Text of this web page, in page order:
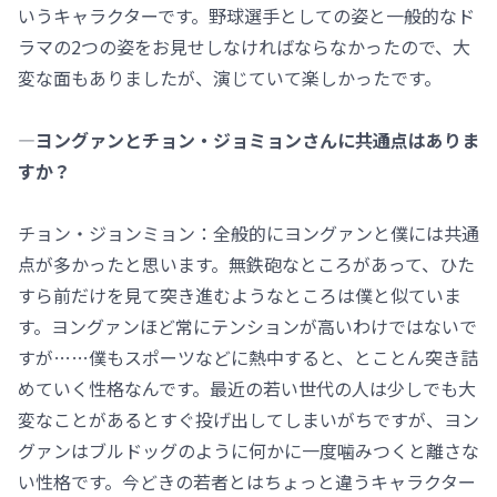
いうキャラクターです。野球選手としての姿と一般的なド
ラマの2つの姿をお見せしなければならなかったので、大
変な面もありましたが、演じていて楽しかったです。
―ヨングァンとチョン・ジョミョンさんに共通点はありま
すか？
チョン・ジョンミョン：全般的にヨングァンと僕には共通
点が多かったと思います。無鉄砲なところがあって、ひた
すら前だけを見て突き進むようなところは僕と似ていま
す。ヨングァンほど常にテンションが高いわけではないで
すが……僕もスポーツなどに熱中すると、とことん突き詰
めていく性格なんです。最近の若い世代の人は少しでも大
変なことがあるとすぐ投げ出してしまいがちですが、ヨン
グァンはブルドッグのように何かに一度噛みつくと離さな
い性格です。今どきの若者とはちょっと違うキャラクター